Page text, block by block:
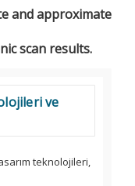
and approximate
scan results.
ve
teknolojileri,